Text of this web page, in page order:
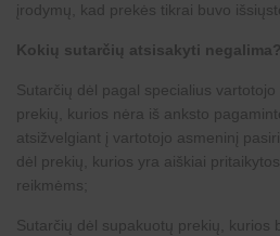
įrodymų, kad prekės tikrai buvo
Kokių sutarčių atsisakyti negalima?
Sutarčių dėl pagal specialius
prekių, kurios nėra iš anksto
atsižvelgiant į vartotojo asmeninį
dėl prekių, kurios yra aiškiai
reikmėms;
Sutarčių dėl supakuotų prekių, kurios